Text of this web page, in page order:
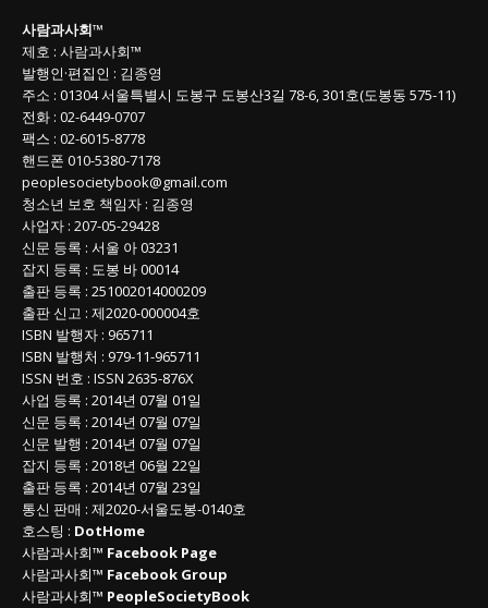
목
록
사람과사회™
제호 : 사람과사회™
발행인·편집인 : 김종영
주소 : 01304서울특별시 도봉구 도봉산3길 78-6, 301호(도봉동 575-11)
전화 : 02-6449-0707
팩스 : 02-6015-8778
핸드폰 010-5380-7178
peoplesocietybook@gmail.com
청소년 보호 책임자 : 김종영
사업자 : 207-05-29428
신문 등록 : 서울 아 03231
잡지 등록 : 도봉 바 00014
출판 등록 : 251002014000209
출판 신고 : 제2020-000004호
ISBN 발행자 : 965711
ISBN 발행처 : 979-11-965711
ISSN 번호 : ISSN 2635-876X
사업 등록 : 2014년 07월 01일
신문 등록 : 2014년 07월 07일
신문 발행 : 2014년 07월 07일
잡지 등록 : 2018년 06월 22일
출판 등록 : 2014년 07월 23일
통신 판매 : 제2020-서울도봉-0140호
호스팅 : DotHome
사람과사회™ Facebook Page
사람과사회™ Facebook Group
사람과사회™ PeopleSocietyBook